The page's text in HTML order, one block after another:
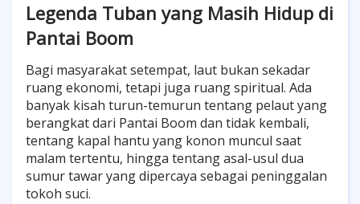
Legenda Tuban yang Masih Hidup di
Pantai Boom
Bagi masyarakat setempat, laut bukan sekadar
ruang ekonomi, tetapi juga ruang spiritual. Ada
banyak kisah turun-temurun tentang pelaut yang
berangkat dari Pantai Boom dan tidak kembali,
tentang kapal hantu yang konon muncul saat
malam tertentu, hingga tentang asal-usul dua
sumur tawar yang dipercaya sebagai peninggalan
tokoh suci.